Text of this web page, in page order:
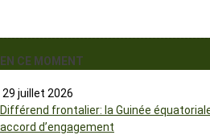
EN CE MOMENT
29 juillet 2026
Différend frontalier: la Guinée
accord d’engagement